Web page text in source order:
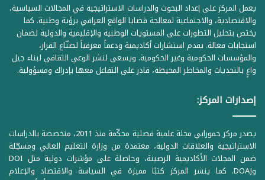
يعمل المركز على إعداد البحوث والدراسات الاستراتيجية في المجالات السياسية،
والاقتصادية، والاجتماعية لمعالجة قضايا الواقع العراقي برؤية وطنية. كما
يختص بتحليل التطورات على المستويات الوطنية والإقليمية والدولية لضمان
استجابات فعالة. يقدم استشارات أكاديمية ودعماً معرفياً لصنّاع القرار،
والمؤسسات الحكومية وغير الحكومية. ويسعى لنشر الوعي الثقافي لبناء جيل
واعٍ بالتحديات والمخاطر المحيطة، قادر على التفاعل معها بإدراك ومسؤولية.
إصدارات المركز:
يصدر مركز حمورابي مجلة علمية فصلية محكّمة منذ 2011، متخصصة بالدراسات
الاستراتيجية والعلاقات الدولية، معتمدة من وزارة التعليم العالي ومسجّلة
ضمن المجلات الأكاديمية الرصينة، وحاصلة على مؤشرات دولية مثل DOI
وDOAJ. كما ينشر المركز كتبًا مميزة في السياسة والاقتصاد والإعلام